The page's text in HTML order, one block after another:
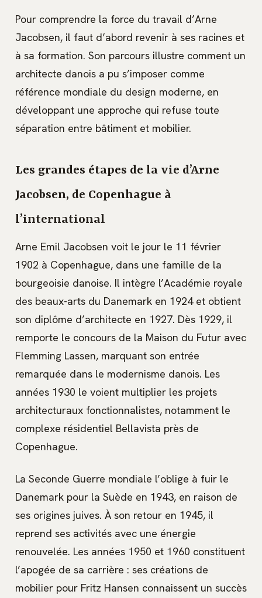
Pour comprendre la force du travail d’Arne
Jacobsen, il faut d’abord revenir à ses racines et
à sa formation. Son parcours illustre comment un
architecte danois a pu s’imposer comme
référence mondiale du design moderne, en
développant une approche qui refuse toute
séparation entre bâtiment et mobilier.
Les grandes étapes de la vie d’Arne
Jacobsen, de Copenhague à
l’international
Arne Emil Jacobsen voit le jour le 11 février
1902 à Copenhague, dans une famille de la
bourgeoisie danoise. Il intègre l’Académie royale
des beaux-arts du Danemark en 1924 et obtient
son diplôme d’architecte en 1927. Dès 1929, il
remporte le concours de la Maison du Futur avec
Flemming Lassen, marquant son entrée
remarquée dans le modernisme danois. Les
années 1930 le voient multiplier les projets
architecturaux fonctionnalistes, notamment le
complexe résidentiel Bellavista près de
Copenhague.
La Seconde Guerre mondiale l’oblige à fuir le
Danemark pour la Suède en 1943, en raison de
ses origines juives. À son retour en 1945, il
reprend ses activités avec une énergie
renouvelée. Les années 1950 et 1960 constituent
l’apogée de sa carrière : ses créations de
mobilier pour Fritz Hansen connaissent un succès